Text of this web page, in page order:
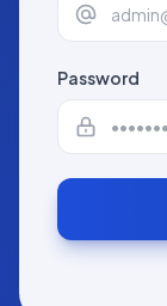
Password